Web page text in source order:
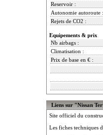
Reservoir :
Autonomie autoroute :
Rejets de CO2 :
Equipements & prix
Nb airbags :
Climatisation :
Prix de base en € :
Liens sur "Nissan
Site officiel du
Les fiches techniques